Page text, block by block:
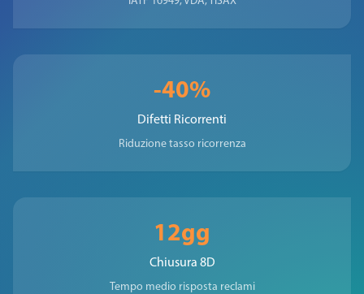
-40%
Difetti Ricorrenti
Riduzione tasso ricorrenza
12gg
Chiusura 8D
Tempo medio risposta reclami